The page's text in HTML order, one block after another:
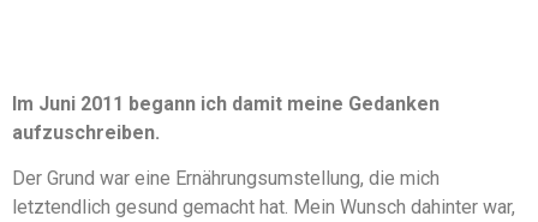
Im Juni 2011 begann ich damit meine Gedanken
aufzuschreiben.
Der Grund war eine Ernährungsumstellung, die mich
letztendlich gesund gemacht hat. Mein Wunsch dahinter war,